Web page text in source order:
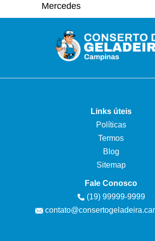
Mercedes
Links úteis
Políticas
Termos
Blog
Sitemap
Fale Conosco
(19) 99999-9999